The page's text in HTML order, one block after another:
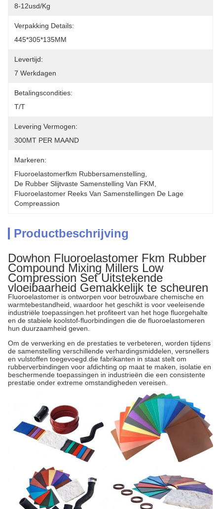
8-12usd/kg
Verpakking Details:
445*305*135MM
Levertijd:
7 Werkdagen
Betalingscondities:
T/T
Levering Vermogen:
300MT PER MAAND
Markeren:
Fluoroelastomerfkm Rubbersamenstelling
De Rubber Slijtvaste Samenstelling Van FKM
Fluoroelastomer Reeks Van Samenstellingen De Lage
Compreassion
Productbeschrijving
Dowhon Fluoroelastomer Fkm Rubber
Compound Mixing Millers Low
Compression Set Uitstekende
vloeibaarheid Gemakkelijk te scheuren
Fluoroelastomer is ontworpen voor betrouwbare chemische en
warmtebestandheid, waardoor het geschikt is voor veeleisende
industriële toepassingen.het profiteert van het hoge fluorgehalte
en de stabiele koolstof-fluorbindingen die de fluoroelastomeren
hun duurzaamheid geven.
Om de verwerking en de prestaties te verbeteren, worden tijdens
de samenstelling verschillende verhardingsmiddelen, versnellers
en vulstoffen toegevoegd.die fabrikanten in staat stelt om
rubberverbindingen voor afdichting op maat te maken, isolatie en
beschermende toepassingen in industrieën die een consistente
prestatie onder extreme omstandigheden vereisen.